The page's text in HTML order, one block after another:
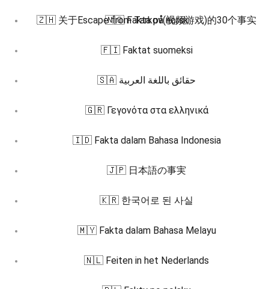
🇿🇭 关于Escape from Tarkov(视频游戏)的30个事实
🇳🇴 Fakta på norsk
🇫🇮 Faktat suomeksi
🇸🇦 حقائق باللغة العربية
🇬🇷 Γεγονότα στα ελληνικά
🇮🇩 Fakta dalam Bahasa Indonesia
🇯🇵 日本語の事実
🇰🇷 한국어로 된 사실
🇲🇾 Fakta dalam Bahasa Melayu
🇳🇱 Feiten in het Nederlands